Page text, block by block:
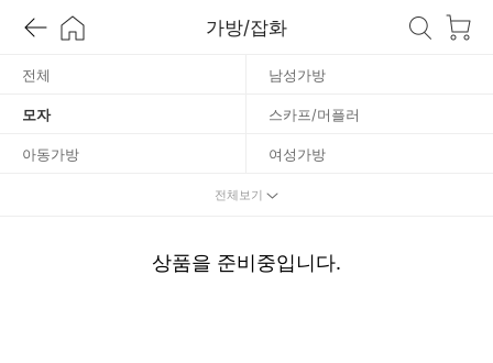
가방/잡화
전체 남성가방
모자 스카프/머플러
아동가방 여성가방
장갑/시즌소품
전체보기
상품을 준비중입니다.